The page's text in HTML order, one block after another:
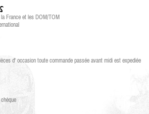
France et les DOM/TOM
d' occasion toute commande passée avant midi est expediée